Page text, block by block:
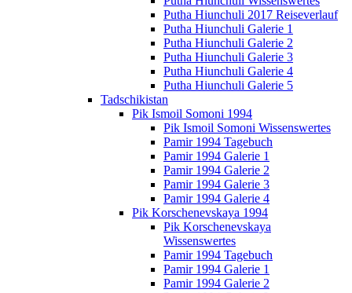
Putha Hiunchuli 2017 Reiseverlauf
Putha Hiunchuli Galerie 1
Putha Hiunchuli Galerie 2
Putha Hiunchuli Galerie 3
Putha Hiunchuli Galerie 4
Putha Hiunchuli Galerie 5
Tadschikistan
Pik Ismoil Somoni 1994
Pik Ismoil Somoni Wissenswertes
Pamir 1994 Tagebuch
Pamir 1994 Galerie 1
Pamir 1994 Galerie 2
Pamir 1994 Galerie 3
Pamir 1994 Galerie 4
Pik Korschenevskaya 1994
Pik Korschenevskaya
Wissenswertes
Pamir 1994 Tagebuch
Pamir 1994 Galerie 1
Pamir 1994 Galerie 2